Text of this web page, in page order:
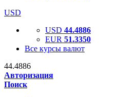
USD
USD 44.4886
EUR 51.3350
Все курсы валют
44.4886
Авторизация
Поиск